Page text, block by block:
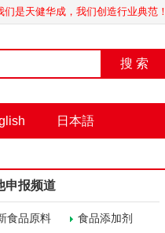
是天健华成，我们创造行业典范！
搜 索
日本語
申报频道
食品原料 食品添加剂